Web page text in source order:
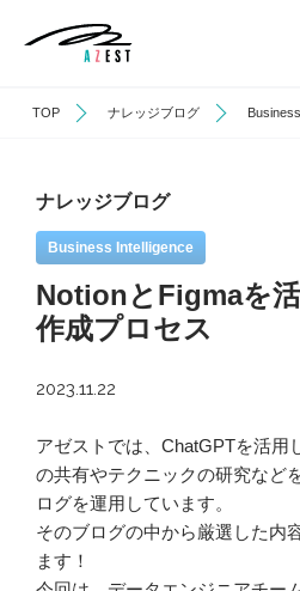
TOP ナレッジブログ
ナレッジブログ
Business Intelligence
NotionとFigmaを
作成プロセス
2023.11.22
アゼストでは、ChatGPTを活用
の共有やテクニックの研究など
ログを運用しています。
そのブログの中から厳選した内
ます！